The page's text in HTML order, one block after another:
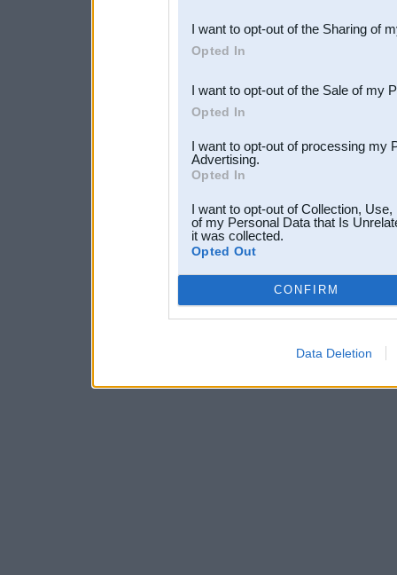
Downstream Participants
third parties.
I want to opt-out of the Sharing of
Opted In
I want to opt-out of the Sale of my
Opted In
I want to opt-out of processing my
Advertising.
Opted In
I want to opt-out of Collection,
of my Personal Data that Is
it was collected.
Opted Out
CONFIRM
Data Deletion